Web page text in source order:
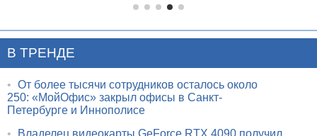
В ТРЕНДЕ
• От более тысячи сотрудников осталось около
250: «МойОфис» закрыл офисы в Санкт-
Петербурге и Иннополисе
•
Владелец видеокарты GeForce RTX 4090 получил